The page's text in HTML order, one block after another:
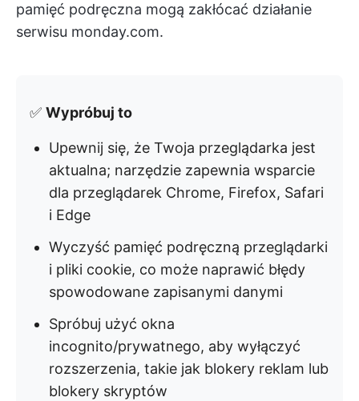
pamięć podręczna mogą zakłócać działanie
serwisu monday.com.
✅ Wypróbuj to
Upewnij się, że Twoja przeglądarka jest
aktualna; narzędzie zapewnia wsparcie
dla przeglądarek Chrome, Firefox, Safari
i Edge
Wyczyść pamięć podręczną przeglądarki
i pliki cookie, co może naprawić błędy
spowodowane zapisanymi danymi
Spróbuj użyć okna
incognito/prywatnego, aby wyłączyć
rozszerzenia, takie jak blokery reklam lub
blokery skryptów